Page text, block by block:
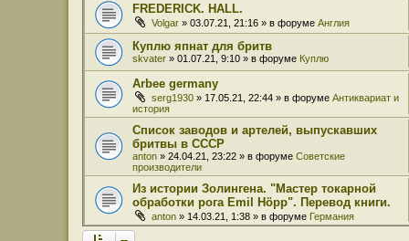
FREDERICK. HALL.
Volgar » 03.07.21, 21:16 » в форуме Англия
Куплю япнат для бритв
skvater » 01.07.21, 9:10 » в форуме Куплю
Arbee germany
serg1930 » 17.05.21, 22:44 » в форуме Антиквариат и
история
Список заводов и артелей, выпускавших
бритвы в СССР
anton » 24.04.21, 23:22 » в форуме Советские
производители
Из истории Золингена. "Мастер токарной
обработки рога Emil Höpp". Перевод книги.
anton » 14.03.21, 1:38 » в форуме Германия